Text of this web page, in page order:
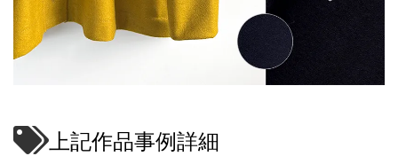
上記作品事例詳細